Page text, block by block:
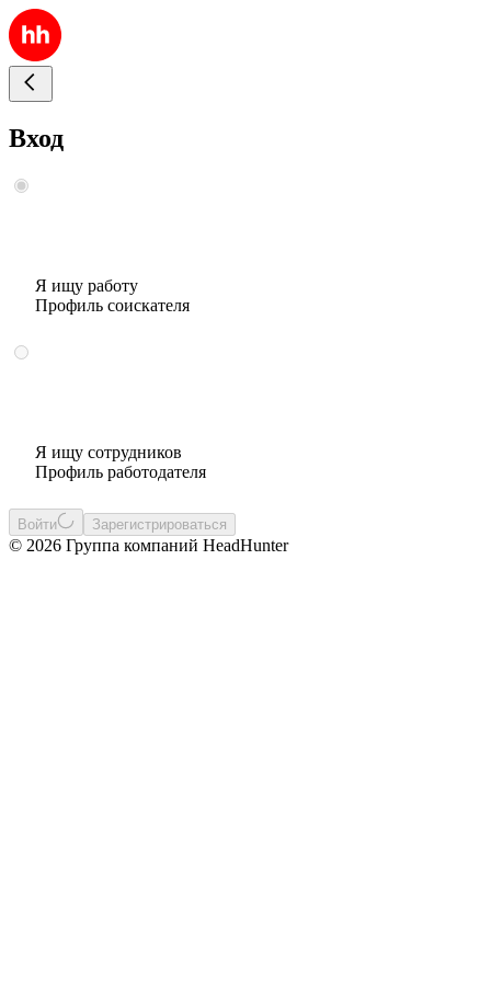
Вход
Я ищу работу
Профиль соискателя
Я ищу сотрудников
Профиль работодателя
Войти Зарегистрироваться
© 2026 Группа компаний HeadHunter